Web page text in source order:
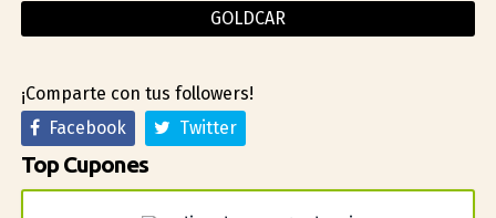
GOLDCAR
¡Comparte con tus followers!
Facebook
Twitter
Top Cupones